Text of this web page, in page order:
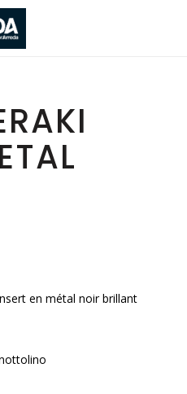
en métal noir brillant